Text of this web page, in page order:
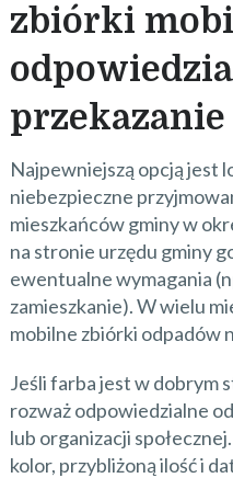
zbiórki
przekazanie
Najpewniejszą opcją jest
niebezpieczne
mieszkańców gminy w
na stronie urzędu gminy
ewentualne wymagania
zamieszkanie). W wielu
mobilne zbiórki odpadów
Jeśli farba jest w dobrym
rozważ odpowiedzialne
lub organizacji
kolor, przybliżoną ilość i